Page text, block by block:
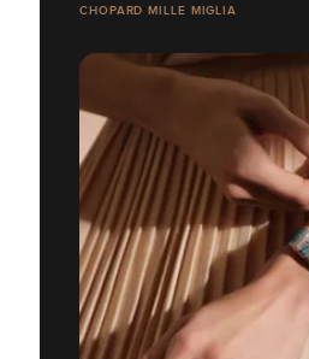
CHOPARD MILLE MIGLIA